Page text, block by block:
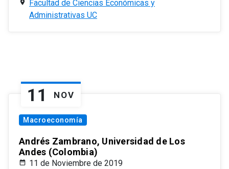
Facultad de Ciencias Económicas y
Administrativas UC
11 NOV
Macroeconomía
Andrés Zambrano, Universidad de Los
Andes (Colombia)
11 de Noviembre de 2019